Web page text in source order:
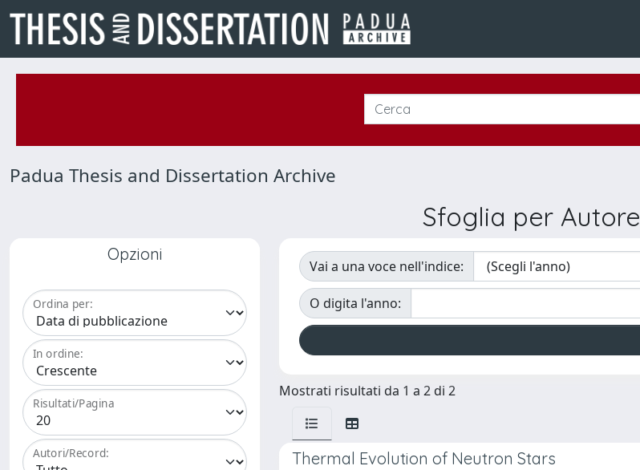
Padua Thesis and Dissertation Archive
Sfoglia per Autore
Opzioni
Ordina per:
In ordine:
Risultati/Pagina
Autori/Record:
Vai a una voce nell'indice:
O digita l'anno:
Mostrati risultati da 1 a 2 di 2
Thermal Evolution of Neutron Stars